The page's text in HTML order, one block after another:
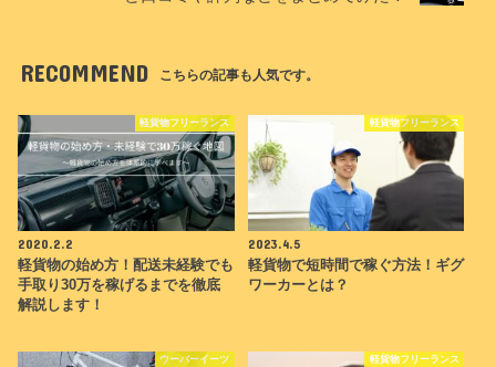
RECOMMEND こちらの記事も人気です。
軽貨物フリーランス
2020.2.2
軽貨物の始め方！配送未経験でも
手取り30万を稼げるまでを徹底
解説します！
軽貨物フリーランス
2023.4.5
軽貨物で短時間で稼ぐ方法！ギグ
ワーカーとは？
ウーバーイーツ 軽貨物フリーランス